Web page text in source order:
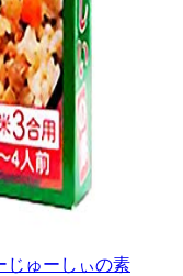
じゅーしぃの素